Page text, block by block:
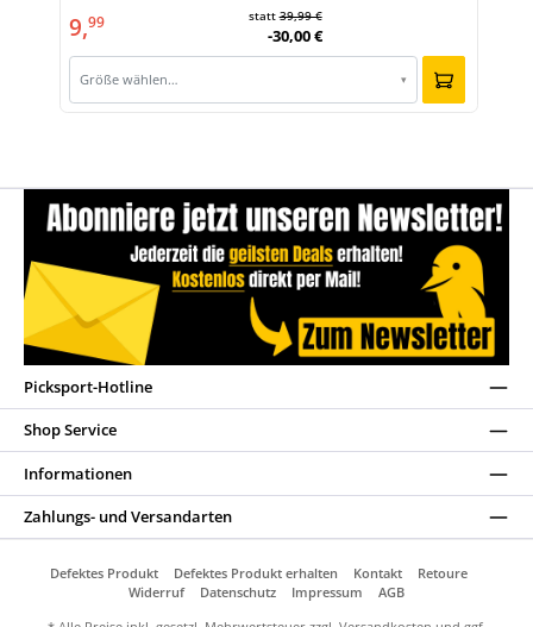
9,99 statt39,99 €
-30,00 €
Größe wählen… ▾
Picksport-Hotline
Shop Service
Informationen
Zahlungs- und Versandarten
Defektes Produkt Defektes Produkt erhalten Kontakt
Retoure
Widerruf
Datenschutz Impressum
AGB